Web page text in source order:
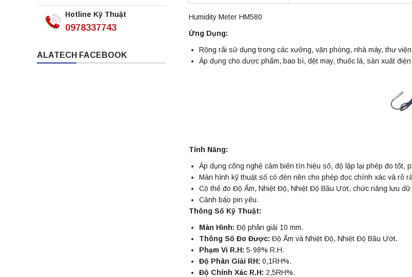
Humidity Meter HM580
Ứng Dụng:
Rộng rãi sử dụng trong các xưởng, văn phòng, nhà máy, thư
Áp dụng cho dược phẩm, bao bì, dệt may, thuốc lá, sản xuất
Tính Năng:
Áp dụng công nghệ cảm biến tín hiệu số, độ lặp lại phép đo tốt,
Màn hình kỹ thuật số có đèn nền cho phép đọc chính xác và rõ
Có thể đo Độ Ẩm, Nhiệt Độ, Nhiệt Độ Bầu Ướt, chức năng lưu dữ
Cảnh báo pin yếu.
Thông Số Kỹ Thuật:
Màn Hình: Độ phân giải 10 mm.
Thông Số Đo Được: Độ Ẩm và Nhiệt Độ, Nhiệt Độ Bầu Ướt.
Phạm Vi R.H: 5-98% R.H.
Độ Phân Giải RH: 0,1RH%.
Độ Chính Xác R.H: 2,5RH%.
Hotline Kỹ Thuật
0978337743
ALATECH FACEBOOK